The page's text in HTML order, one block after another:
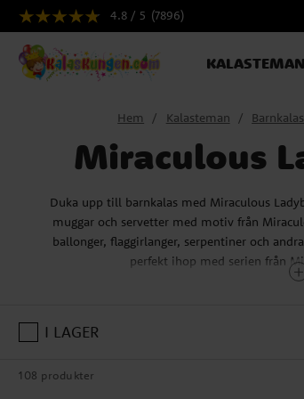
4.8 / 5 (7896)
KALASTEMAN
Hem Kalasteman
Miraculous
Duka upp till barnkalas med Miraculous
muggar och servetter med motiv från
ballonger, flaggirlanger, serpentiner och
perfekt ihop med serien från
Miraculous: Ladybug & Cat Noir på äventyr,
I LAGER
108 produkter